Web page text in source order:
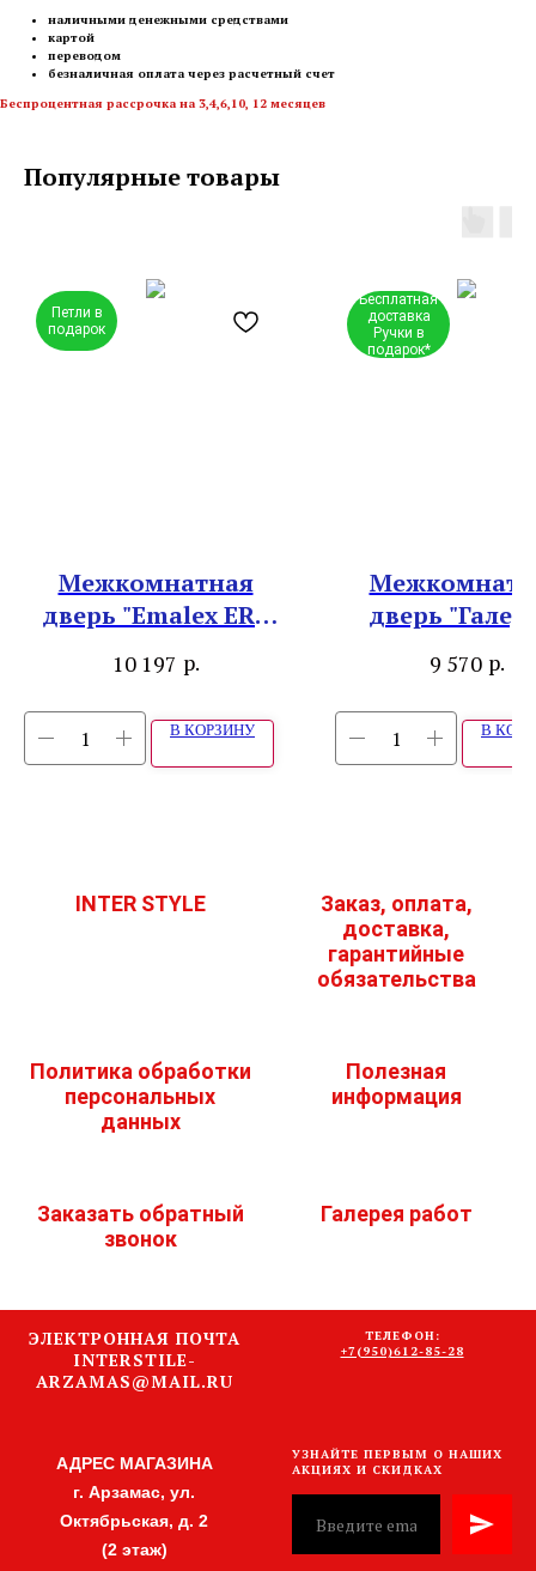
наличными денежными средствами
картой
переводом
безналичная оплата через расчетный счет
Беспроцентная рассрочка на 3,4,6,10, 12 месяцев
Популярные товары
Петли в
подарок
Межкомнатная
дверь "Emalex ER2
10 197 р.
В КОРЗИНУ
Бесплатная
доставка
Ручки в
подарок*
дверь
ваниль
9 570 р.
В
INTER STYLE
Заказ, оплата,
доставка,
гарантийные
обязательства
Политика обработки
персональных
данных
Полезная
информация
Заказать обратный
звонок
Галерея работ
ЭЛЕКТРОННАЯ ПОЧТА
INTERSTILE-
ARZAMAS@MAIL.RU
ТЕЛЕФОН:
+7(950)612-85-28
АДРЕС МАГАЗИНА
г. Арзамас, ул.
Октябрьская, д. 2
(2 этаж)
УЗНАЙТЕ ПЕРВЫМ О НАШИХ
АКЦИЯХ И СКИДКАХ